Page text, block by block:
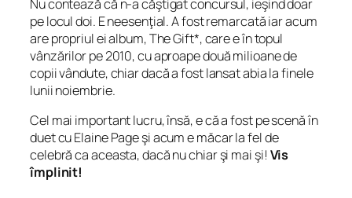
Nu contează că n-a căştigat concursul, ieşind doar
pe locul doi. E neesenţial. A fost remarcată iar acum
are propriul ei album, The Gift*, care e în topul
vânzărilor pe 2010, cu aproape două milioane de
copii vândute, chiar dacă a fost lansat abia la finele
lunii noiembrie.
Cel mai important lucru, însă, e că a fost pe scenă în
duet cu Elaine Page şi acum e măcar la fel de
celebră ca aceasta, dacă nu chiar şi mai şi! Vis
împlinit!